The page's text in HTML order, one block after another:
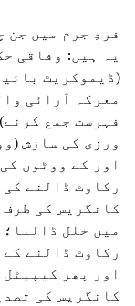
فردِ جرم میں جن
یہ ہیں: وفاقی
(ڈیموکریٹ
معرکہ آرائی
فہرست جمع
ورزی کی سازش
اور کے ووٹوں
کانگریس کی
میں خلل
رکاوٹ ڈالنے کے
اور پھر
کانگریس کی